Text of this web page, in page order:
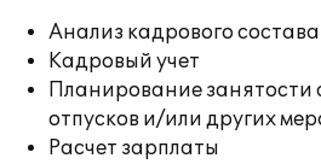
Анализ кадрового состава
Кадровый учет
Планирование занятости
отпусков и/или других
Расчет зарплаты